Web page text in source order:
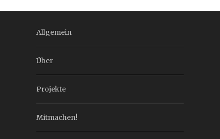
Allgemein
Über
Projekte
Mitmachen!